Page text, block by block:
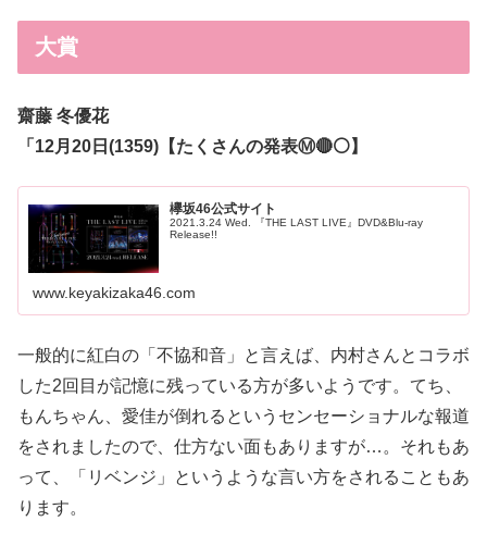
大賞
齋藤 冬優花
「12月20日(1359)【たくさんの発表Ⓜ️🔴⚪️】
欅坂46公式サイト
2021.3.24 Wed. 『THE LAST LIVE』DVD&Blu-ray
Release!!
www.keyakizaka46.com
一般的に紅白の「不協和音」と言えば、内村さんとコラボ
した2回目が記憶に残っている方が多いようです。てち、
もんちゃん、愛佳が倒れるというセンセーショナルな報道
をされましたので、仕方ない面もありますが…。それもあ
って、「リベンジ」というような言い方をされることもあ
ります。